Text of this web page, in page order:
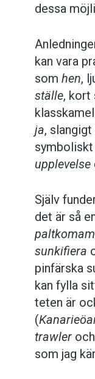
dessa
kan vara
som hen,
ställe, kort
ja,
upplevelse
Själv
det är så
sunkifiera
pinfärska
kan fylla
teten är
(
trawler och
som jag